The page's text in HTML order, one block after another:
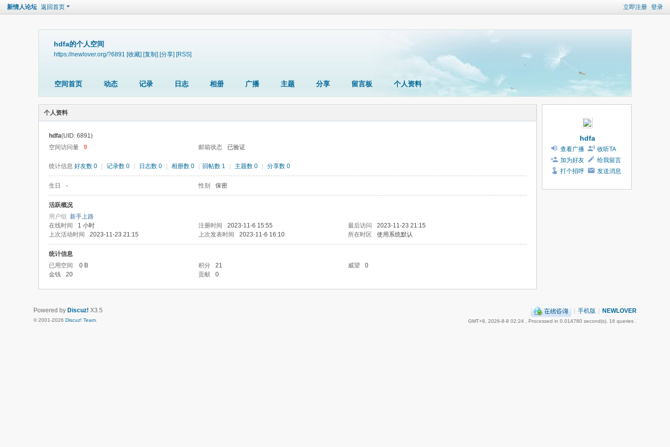
立即注册 登录
新情人论坛 返回首页
hdfa的个人空间
https://newlover.org/?6891 [收藏] [复制] [分享] [RSS]
空间首页 动态 记录 日志 相册 广播 主题 分享 留言板 个人资料
个人资料
hdfa(UID: 6891)
空间访问量
9 邮箱状态 已验证
统计信息 好友数 0 记录数 0 日志数 0 相册数 0 回帖数 1 主题数 0 分享数 0
生日 - 性别 保密
活跃概况
用户组 新手上路
在线时间
1 小时 注册时间 2023-11-6 15:55 最后访问
2023-11-23 21:15
上次活动时间
2023-11-23 21:15 上次发表时间 2023-11-6 16:10 所在时区 使用系统默认
统计信息
已用空间
0 B 积分 21 威望
0
金钱
20 贡献 0
hdfa
查看广播
收听TA
加为好友
给我留言
打个招呼
发送消息
| 手机版 | NEWLOVER
GMT+8, 2026-8-8 02:24 , Processed in 0.014780 second(s), 16 queries .
Powered by Discuz! X3.5
© 2001-2026 Discuz! Team